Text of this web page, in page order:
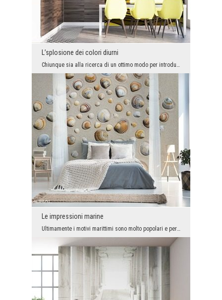
L’splosione dei colori diurni
Chiunque sia alla ricerca di un ottimo modo per introdurre colori intensi ed espressivi nella sua...
Le impressioni marine
Ultimamente i motivi marittimi sono molto popolari e per questo motivo sono stati utilizzati per ...